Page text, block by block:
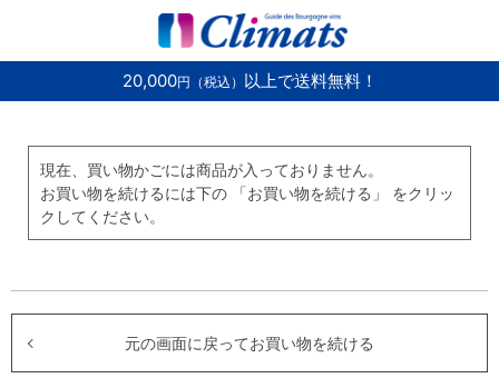
20,000円（税込） 以上で送料無料！
現在、買い物かごには商品が入っておりません。
お買い物を続けるには下の 「お買い物を続ける」 をクリッ
クしてください。
元の画面に戻ってお買い物を続ける